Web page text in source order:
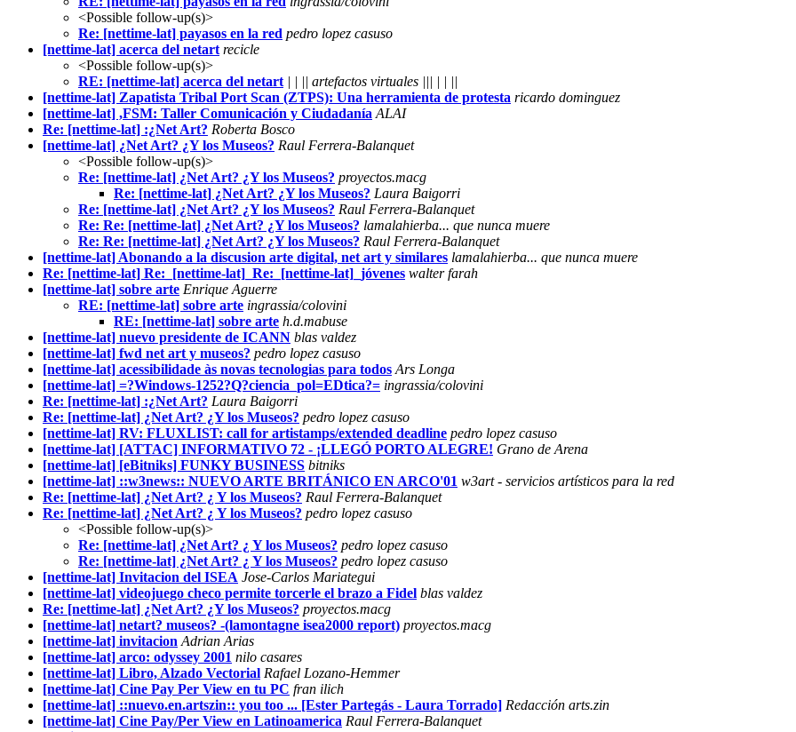
<Possible follow-up(s)>
Re: [nettime-lat] payasos en la red pedro lopez casuso
[nettime-lat] acerca del netart recicle
<Possible follow-up(s)>
RE: [nettime-lat] acerca del netart | | || artefactos virtuales ||| | | ||
[nettime-lat] Zapatista Tribal Port Scan (ZTPS): Una herramienta de protesta ricardo dominguez
[nettime-lat] ,FSM: Taller Comunicación y Ciudadanía ALAI
Re: [nettime-lat] :¿Net Art? Roberta Bosco
[nettime-lat] ¿Net Art? ¿Y los Museos? Raul Ferrera-Balanquet
<Possible follow-up(s)>
Re: [nettime-lat] ¿Net Art? ¿Y los Museos? proyectos.macg
Re: [nettime-lat] ¿Net Art? ¿Y los Museos? Laura Baigorri
Re: [nettime-lat] ¿Net Art? ¿Y los Museos? Raul Ferrera-Balanquet
Re: Re: [nettime-lat] ¿Net Art? ¿Y los Museos? lamalahierba... que nunca muere
Re: Re: [nettime-lat] ¿Net Art? ¿Y los Museos? Raul Ferrera-Balanquet
[nettime-lat] Abonando a la discusion arte digital, net art y similares lamalahierba... que nunca muere
Re: [nettime-lat] Re:_[nettime-lat]_Re:_[nettime-lat]_jóvenes walter farah
[nettime-lat] sobre arte Enrique Aguerre
RE: [nettime-lat] sobre arte ingrassia/colovini
RE: [nettime-lat] sobre arte h.d.mabuse
[nettime-lat] nuevo presidente de ICANN blas valdez
[nettime-lat] fwd net art y museos? pedro lopez casuso
[nettime-lat] acessibilidade às novas tecnologias para todos Ars Longa
[nettime-lat] =?Windows-1252?Q?ciencia_pol=EDtica?= ingrassia/colovini
Re: [nettime-lat] :¿Net Art? Laura Baigorri
Re: [nettime-lat] ¿Net Art? ¿Y los Museos? pedro lopez casuso
[nettime-lat] RV: FLUXLIST: call for artistamps/extended deadline pedro lopez casuso
[nettime-lat] [ATTAC] INFORMATIVO 72 - ¡LLEGÓ PORTO ALEGRE! Grano de Arena
[nettime-lat] [eBitniks] FUNKY BUSINESS bitniks
[nettime-lat] ::w3news:: NUEVO ARTE BRITÁNICO EN ARCO'01 w3art - servicios artísticos para la red
Re: [nettime-lat] ¿Net Art? ¿ Y los Museos? Raul Ferrera-Balanquet
Re: [nettime-lat] ¿Net Art? ¿ Y los Museos? pedro lopez casuso
<Possible follow-up(s)>
Re: [nettime-lat] ¿Net Art? ¿ Y los Museos? pedro lopez casuso
Re: [nettime-lat] ¿Net Art? ¿ Y los Museos? pedro lopez casuso
[nettime-lat] Invitacion del ISEA Jose-Carlos Mariategui
[nettime-lat] videojuego checo permite torcerle el brazo a Fidel blas valdez
Re: [nettime-lat] ¿Net Art? ¿Y los Museos? proyectos.macg
[nettime-lat] netart? museos? -(lamontagne isea2000 report) proyectos.macg
[nettime-lat] invitacion Adrian Arias
[nettime-lat] arco: odyssey 2001 nilo casares
[nettime-lat] Libro, Alzado Vectorial Rafael Lozano-Hemmer
[nettime-lat] Cine Pay Per View en tu PC fran ilich
[nettime-lat] ::nuevo.en.artszin:: you too ... [Ester Partegás - Laura Torrado] Redacción arts.zin
[nettime-lat] Cine Pay/Per View en Latinoamerica Raul Ferrera-Balanquet